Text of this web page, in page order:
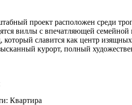
проект расположен среди
виллы с впечатляющей
славится как центр
курорт, полный
Квартира